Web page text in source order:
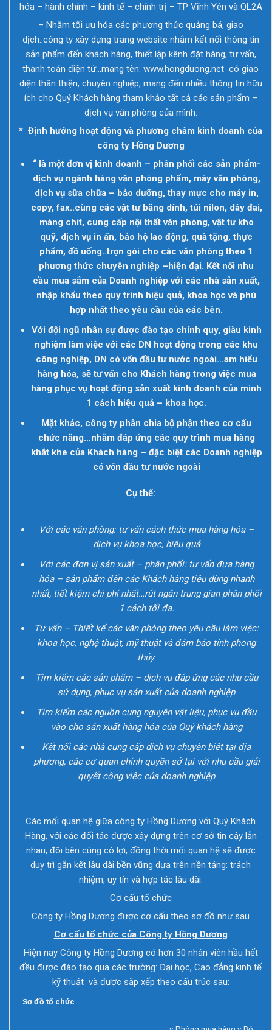
hóa – hành chính – kinh tế – chính trị – TP Vĩnh Yên và QL2A
– Nhằm tối ưu hóa các phương thức quảng bá, giao
dịch..công ty xây dựng trang website nhằm kết nối thông tin
sản phẩm đến khách hàng, thiết lập kênh đặt hàng, tư vấn,
thanh toán điện tử…mang tên: www.hongduong.net có giao
diện thân thiện, chuyên nghiệp, mang đến nhiều thông tin hữu
ích cho Quý Khách hàng tham khảo tất cả các sản phẩm –
dịch vụ văn phòng của mình.
* Định hướng hoạt động và phương châm kinh doanh của
công ty Hồng Dương
“ là một đơn vị kinh doanh – phân phối các sản phẩm-
dịch vụ ngành hàng văn phòng phẩm, máy văn phòng,
dịch vụ sữa chữa – bảo dưỡng, thay mực cho máy in,
copy, fax..cùng các vật tư băng dính, túi nilon, dây đai,
màng chít, cung cấp nội thất văn phòng, vật tư kho
quỹ, dịch vụ in ấn, bảo hộ lao động, quà tặng, thực
phẩm, đồ uống..trọn gói cho các văn phòng theo 1
phương thức chuyên nghiệp –hiện đại. Kết nối nhu
cầu mua sắm của Doanh nghiệp với các nhà sản xuất,
nhập khẩu theo quy trình hiệu quả, khoa học và phù
hợp nhất theo yêu cầu của các bên.
Với đội ngũ nhân sự được đào tạo chính quy, giàu kinh
nghiệm làm việc với các DN hoạt động trong các khu
công nghiệp, DN có vốn đầu tư nước ngoài…am hiểu
hàng hóa, sẽ tư vấn cho Khách hàng trong việc mua
hàng phục vụ hoạt động sản xuất kinh doanh của mình
1 cách hiệu quả – khoa học.
Mặt khác, công ty phân chia bộ phận theo cơ cấu
chức năng…nhằm đáp ứng các quy trình mua hàng
khắt khe của Khách hàng – đặc biệt các Doanh nghiệp
có vốn đầu tư nước ngoài
Cụ thể:
Với các văn phòng: tư vấn cách thức mua hàng hóa –
dịch vụ khoa học, hiệu quả
Với các đơn vị sản xuất – phân phối: tư vấn đưa hàng
hóa – sản phẩm đến các Khách hàng tiêu dùng nhanh
nhất, tiết kiệm chi phí nhất…rút ngắn trung gian phân phối
1 cách tối đa.
Tư vấn – Thiết kế các văn phòng theo yêu cầu làm việc:
khoa học, nghệ thuật, mỹ thuật và đảm bảo tính phong
thủy.
Tìm kiếm các sản phẩm – dịch vụ đáp ứng các nhu cầu
sử dụng, phục vụ sản xuất của doanh nghiệp
Tìm kiếm các nguồn cung nguyên vật liệu, phục vụ đầu
vào cho sản xuất hàng hóa của Quý khách hàng
Kết nối các nhà cung cấp dịch vụ chuyên biệt tại địa
phương, các cơ quan chính quyền sở tại với nhu cầu giải
quyết công việc của doanh nghiệp
Các mối quan hệ giữa công ty Hồng Dương với Quý Khách
Hàng, với các đối tác được xây dựng trên cơ sở tin cậy lẫn
nhau, đôi bên cùng có lợi, đồng thời mối quan hệ sẽ được
duy trì gắn kết lâu dài bền vững dựa trên nền tảng: trách
nhiệm, uy tín và hợp tác lâu dài.
Cơ cấu tổ chức
Công ty Hồng Dương được cơ cấu theo sơ đồ như sau
Cơ cấu tổ chức của Công ty Hồng Dương
Hiện nay Công ty Hồng Dương có hơn 30 nhân viên hầu hết
đều được đào tạo qua các trường: Đại học, Cao đẳng kinh tế
kỹ thuật và được sắp xếp theo cấu trúc sau:
Sơ đồ tổ chức